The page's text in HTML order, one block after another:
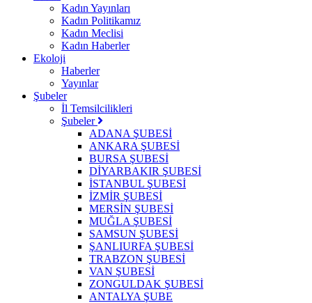
Kadın Yayınları
Kadın Politikamız
Kadın Meclisi
Kadın Haberler
Ekoloji
Haberler
Yayınlar
Şubeler
İl Temsilcilikleri
Şubeler
ADANA ŞUBESİ
ANKARA ŞUBESİ
BURSA ŞUBESİ
DİYARBAKIR ŞUBESİ
İSTANBUL ŞUBESİ
İZMİR ŞUBESİ
MERSİN ŞUBESİ
MUĞLA ŞUBESİ
SAMSUN ŞUBESİ
ŞANLIURFA ŞUBESİ
TRABZON ŞUBESİ
VAN ŞUBESİ
ZONGULDAK ŞUBESİ
ANTALYA ŞUBE